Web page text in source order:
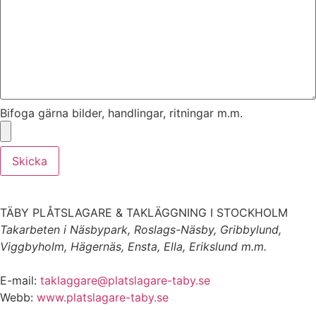
Bifoga gärna bilder, handlingar, ritningar m.m.
Skicka
TÄBY PLÅTSLAGARE & TAKLÄGGNING I STOCKHOLM
Takarbeten i Näsbypark, Roslags-Näsby, Gribbylund,
Viggbyholm, Hägernäs, Ensta, Ella, Erikslund m.m.
E-mail: taklaggare@platslagare-taby.se
Webb: www.platslagare-taby.se